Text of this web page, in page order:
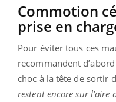
Commotion
prise en
Pour éviter tous ces
recommandent
choc à la tête de sortir
restent encore sur